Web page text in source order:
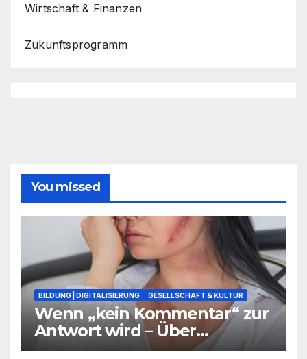
Wirtschaft & Finanzen
Zukunftsprogramm
You missed
BILDUNG | DIGITALISIERUNG GESELLSCHAFT & KULTUR
Wenn „kein Kommentar“ zur
Antwort wird – Über
Warnsignale aus Schulen, die